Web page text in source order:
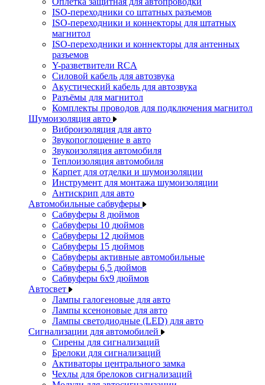
ISO-переходники со штатных разъемов
ISO-переходники и коннекторы для штатных
магнитол
ISO-переходники и коннекторы для антенных
разъемов
Y-разветвители RCA
Силовой кабель для автозвука
Акустический кабель для автозвука
Разъёмы для магнитол
Комплекты проводов для подключения магнитол
Шумоизоляция авто
Виброизоляция для авто
Звукопоглощение в авто
Звукоизоляция автомобиля
Теплоизоляция автомобиля
Карпет для отделки и шумоизоляции
Инструмент для монтажа шумоизоляции
Антискрип для авто
Автомобильные сабвуферы
Сабвуферы 8 дюймов
Сабвуферы 10 дюймов
Сабвуферы 12 дюймов
Сабвуферы 15 дюймов
Сабвуферы активные автомобильные
Сабвуферы 6,5 дюймов
Сабвуферы 6x9 дюймов
Автосвет
Лампы галогеновые для авто
Лампы ксеноновые для авто
Лампы светодиодные (LED) для авто
Сигнализации для автомобилей
Сирены для сигнализаций
Брелоки для сигнализаций
Активаторы центрального замка
Чехлы для брелоков сигнализаций